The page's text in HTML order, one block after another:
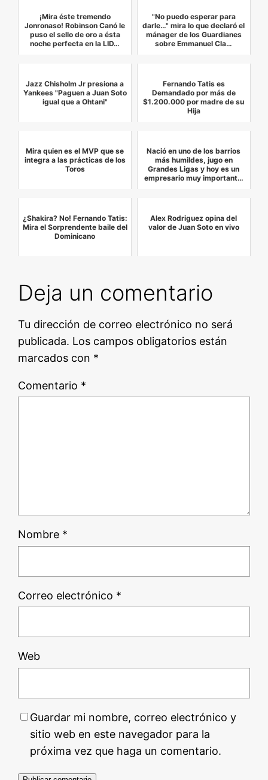
¡Mira éste tremendo
Jonronaso! Robinson Canó le
puso el sello de oro a ésta
noche perfecta en la LID…
"No puedo esperar para
darle…" mira lo que declaró el
mánager de los Guardianes
sobre Emmanuel Cla…
Jazz Chisholm Jr presiona a
Yankees "Paguen a Juan Soto
igual que a Ohtani"
Fernando Tatis es
Demandado por más de
$1.200.000 por madre de su
Hija
Mira quien es el MVP que se
integra a las prácticas de los
Toros
Nació en uno de los barrios
más humildes, jugo en
Grandes Ligas y hoy es un
empresario muy important…
¿Shakira? No! Fernando Tatis:
Mira el Sorprendente baile del
Dominicano
Alex Rodriguez opina del
valor de Juan Soto en vivo
Deja un comentario
Tu dirección de correo electrónico no será
publicada. Los campos obligatorios están
marcados con *
Comentario *
Nombre *
Correo electrónico *
Web
Guardar mi nombre, correo electrónico y
sitio web en este navegador para la
próxima vez que haga un comentario.